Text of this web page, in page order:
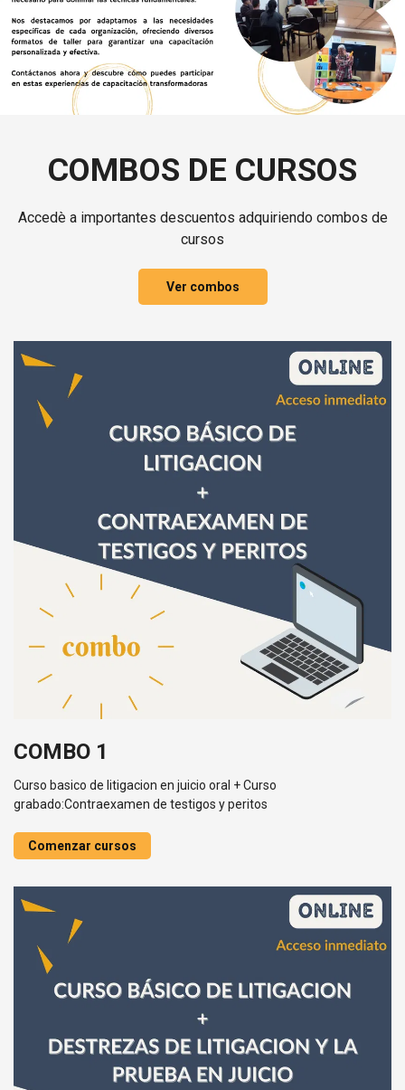
COMBOS DE CURSOS
Accedè a importantes descuentos adquiriendo combos de
cursos
Ver combos
COMBO 1
Curso basico de litigacion en juicio oral + Curso
grabado:Contraexamen de testigos y peritos
Comenzar cursos